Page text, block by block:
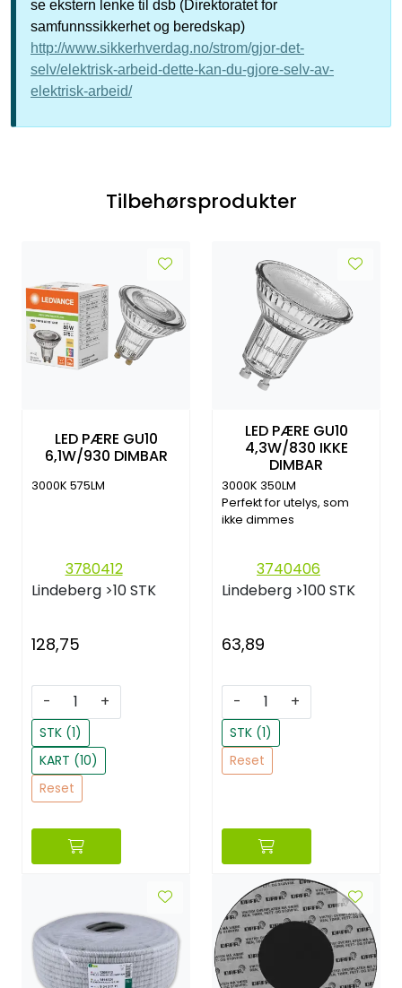
se ekstern lenke til dsb (Direktoratet for
samfunnssikkerhet og beredskap)
http://www.sikkerhverdag.no/strom/gjor-det-
selv/elektrisk-arbeid-dette-kan-du-gjore-selv-av-
elektrisk-arbeid/
Tilbehørsprodukter
LED PÆRE GU10
6,1W/930 DIMBAR
3000K 575LM
3780412
Lindeberg >10 STK
128,75
- +
STK (1)
KART (10)
Reset
LED PÆRE GU10
4,3W/830 IKKE
DIMBAR
3000K 350LM
Perfekt for utelys, som
ikke dimmes
3740406
Lindeberg >100 STK
63,89
- +
STK (1)
Reset